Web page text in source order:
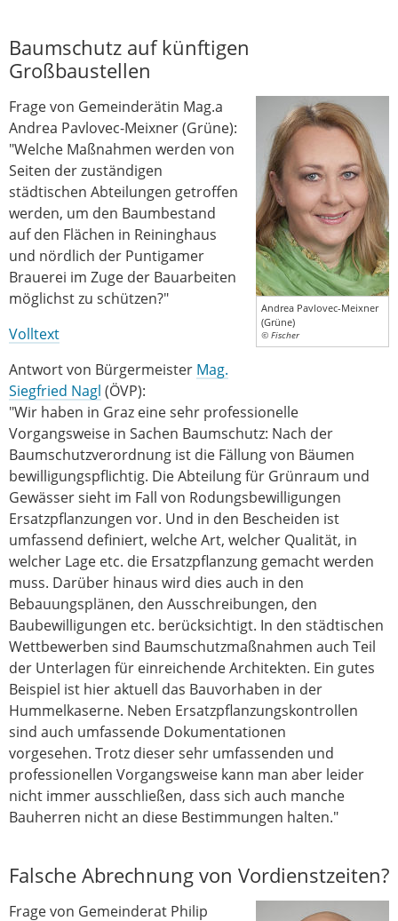
Baumschutz auf künftigen
Großbaustellen
Andrea Pavlovec-Meixner
(Grüne)
© Fischer
Frage von Gemeinderätin Mag.a
Andrea Pavlovec-Meixner (Grüne):
"Welche Maßnahmen werden von
Seiten der zuständigen
städtischen Abteilungen getroffen
werden, um den Baumbestand
auf den Flächen in Reininghaus
und nördlich der Puntigamer
Brauerei im Zuge der Bauarbeiten
möglichst zu schützen?"
Volltext
Antwort von Bürgermeister Mag.
Siegfried Nagl (ÖVP):
"Wir haben in Graz eine sehr professionelle
Vorgangsweise in Sachen Baumschutz: Nach der
Baumschutzverordnung ist die Fällung von Bäumen
bewilligungspflichtig. Die Abteilung für Grünraum und
Gewässer sieht im Fall von Rodungsbewilligungen
Ersatzpflanzungen vor. Und in den Bescheiden ist
umfassend definiert, welche Art, welcher Qualität, in
welcher Lage etc. die Ersatzpflanzung gemacht werden
muss. Darüber hinaus wird dies auch in den
Bebauungsplänen, den Ausschreibungen, den
Baubewilligungen etc. berücksichtigt. In den städtischen
Wettbewerben sind Baumschutzmaßnahmen auch Teil
der Unterlagen für einreichende Architekten. Ein gutes
Beispiel ist hier aktuell das Bauvorhaben in der
Hummelkaserne. Neben Ersatzpflanzungskontrollen
sind auch umfassende Dokumentationen
vorgesehen. Trotz dieser sehr umfassenden und
professionellen Vorgangsweise kann man aber leider
nicht immer ausschließen, dass sich auch manche
Bauherren nicht an diese Bestimmungen halten."
Falsche Abrechnung von Vordienstzeiten?
Frage von Gemeinderat Philip